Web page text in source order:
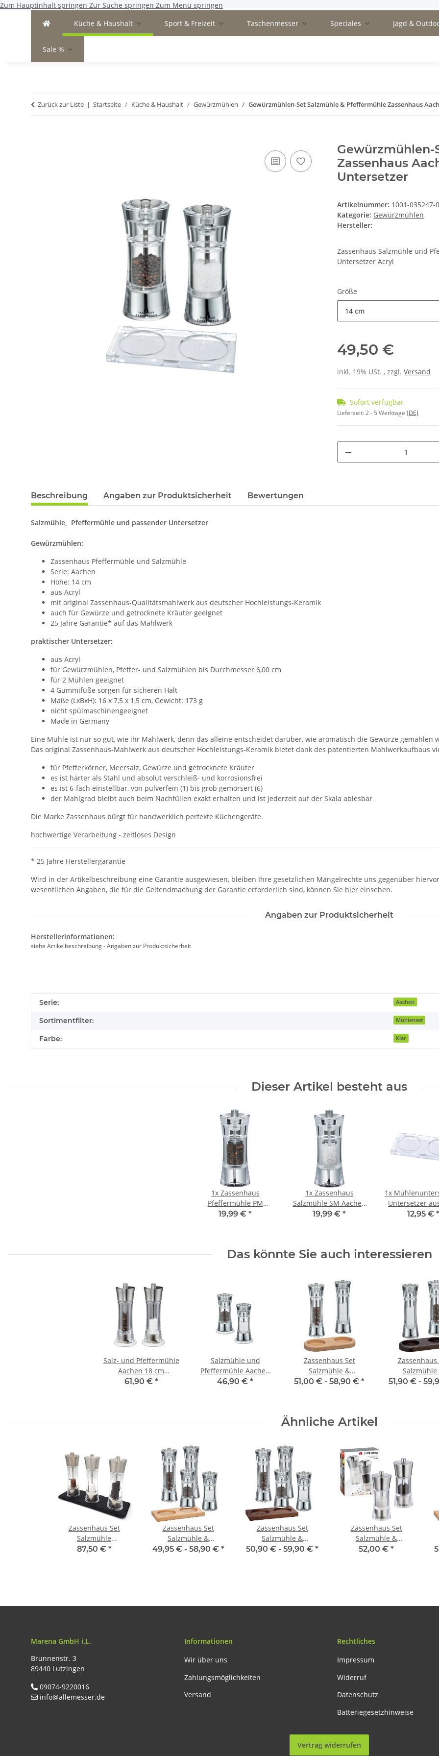
Zum Hauptinhalt springen Zur Suche springen Zum Menü springen
Küche & Haushalt
Sport & Freizeit Taschenmesser Speciales Jagd &
Sale %
Zurück zur Liste Startseite Küche & Haushalt Gewürzmühlen Gewürzmühlen-Set Salzmühle & Pfeffermühle Zassenhaus
Gewürzmühlen-
Zassenhaus
Untersetzer
Artikelnummer: 1001-035247-
Kategorie: Gewürzmühlen
Hersteller:
Zassenhaus Salzmühle und
Untersetzer Acryl
Größe
14 cm
49,50 €
inkl. 19% USt. , zzgl. Versand
Sofort verfügbar
Lieferzeit:2 - 5 Werktage (DE)
Beschreibung Angaben zur Produktsicherheit Bewertungen
Salzmühle, Pfeffermühle und passender Untersetzer
Gewürzmühlen:
Zassenhaus Pfeffermühle und Salzmühle
Serie: Aachen
Höhe: 14 cm
aus Acryl
mit original Zassenhaus-Qualitätsmahlwerk aus deutscher Hochleistungs-Keramik
auch für Gewürze und getrocknete Kräuter geeignet
25 Jahre Garantie* auf das Mahlwerk
praktischer Untersetzer:
aus Acryl
für Gewürzmühlen, Pfeffer- und Salzmühlen bis Durchmesser 6,00 cm
für 2 Mühlen geeignet
4 Gummifüße sorgen für sicheren Halt
Maße (LxBxH): 16 x 7,5 x 1,5 cm, Gewicht: 173 g
nicht spülmaschinengeeignet
Made in Germany
Eine Mühle ist nur so gut, wie ihr Mahlwerk, denn das alleine entscheidet darüber, wie aromatisch die Gewürze gemahlen
Das original Zassenhaus-Mahlwerk aus deutscher Hochleistungs-Keramik bietet dank des patentierten Mahlwerkaufbaus
für Pfefferkörner, Meersalz, Gewürze und getrocknete Kräuter
es ist härter als Stahl und absolut verschleiß- und korrosionsfrei
es ist 6-fach einstellbar, von pulverfein (1) bis grob gemörsert (6)
der Mahlgrad bleibt auch beim Nachfüllen exakt erhalten und ist jederzeit auf der Skala ablesbar
Die Marke Zassenhaus bürgt für handwerklich perfekte Küchengeräte.
hochwertige Verarbeitung - zeitloses Design
* 25 Jahre Herstellergarantie
Wird in der Artikelbeschreibung eine Garantie ausgewiesen, bleiben Ihre gesetzlichen Mängelrechte uns gegenüber
wesentlichen Angaben, die für die Geltendmachung der Garantie erforderlich sind, können Sie hier einsehen.
Angaben zur Produktsicherheit
Herstellerinformationen:
siehe Artikelbeschreibung - Angaben zur Produktsicherheit
Produkteigenschaft
Wert
Serie: Aachen
Sortimentfilter: Mühlenset
Farbe: Klar
Dieser Artikel besteht aus
1x Zassenhaus
Pfeffermühle PM
Aachen 14 cm Acryl
19,99 € *
1x Zassenhaus
Salzmühle SM Aachen
14 cm Acryl
19,99 € *
1x
Untersetzer
für 12,95 € *
Das könnte Sie auch interessieren
Salz- und Pfeffermühle
Aachen 18 cm
Edelstahl/Acryl mit
61,90 € *
Salzmühle und
Pfeffermühle Aachen
14 cm Acryl mit
46,90 € *
Zassenhaus Set
Salzmühle &
Pfeffermühle Aachen
51,00 € - 58,90 € *
Zassenhaus
Salzmühle
Pfeffermühle
51,90 € -
Ähnliche Artikel
Zassenhaus Set
Salzmühle
Pfeffermühle
87,50 € *
Zassenhaus Set
Salzmühle &
Pfeffermühle Aachen
49,95 € - 58,90 € *
Zassenhaus Set
Salzmühle &
Pfeffermühle Aachen
50,90 € - 59,90 € *
Zassenhaus Set
Salzmühle &
Pfeffermühle Aachen
52,00 € *
Marena GmbH i.L.
Brunnenstr. 3
89440 Lutzingen
09074-9220016
info@allemesser.de
Informationen
Wir über uns
Zahlungsmöglichkeiten
Versand
Rechtliches
Impressum
Widerruf
Datenschutz
Batteriegesetzhinweise
Vertrag widerrufen